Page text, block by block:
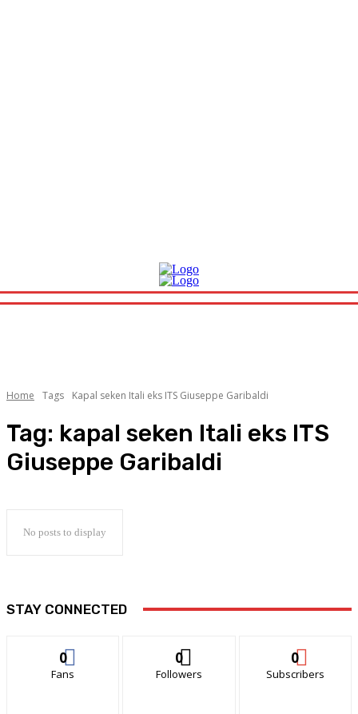
Home Tags Kapal seken Itali eks ITS Giuseppe Garibaldi
Tag: kapal seken Itali eks ITS
Giuseppe Garibaldi
No posts to display
STAY CONNECTED
0
Fans
0
Followers
0
Subscribers